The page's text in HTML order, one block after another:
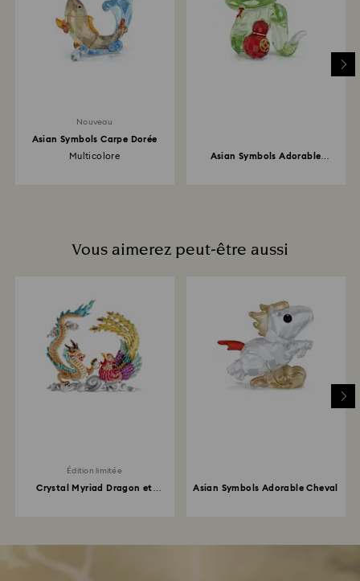
Nouveau
Asian Symbols Carpe Dorée
Multicolore
Asian Symbols Adorable
Vous aimerez peut-être aussi
Édition limitée
Crystal Myriad Dragon et
Asian Symbols Adorable Cheval